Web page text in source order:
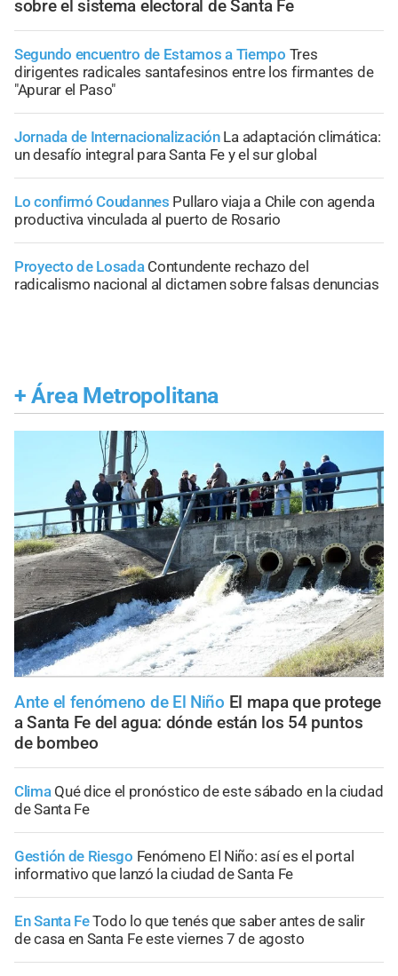
sobre el sistema electoral de Santa Fe
Segundo encuentro de Estamos a Tiempo Tres
dirigentes radicales santafesinos entre los firmantes de
"Apurar el Paso"
Jornada de Internacionalización La adaptación climática:
un desafío integral para Santa Fe y el sur global
Lo confirmó Coudannes Pullaro viaja a Chile con agenda
productiva vinculada al puerto de Rosario
Proyecto de Losada Contundente rechazo del
radicalismo nacional al dictamen sobre falsas denuncias
+ Área Metropolitana
Ante el fenómeno de El Niño El mapa que protege
a Santa Fe del agua: dónde están los 54 puntos
de bombeo
Clima Qué dice el pronóstico de este sábado en la ciudad
de Santa Fe
Gestión de Riesgo Fenómeno El Niño: así es el portal
informativo que lanzó la ciudad de Santa Fe
En Santa FeTodo lo que tenés que saber antes de salir
de casa en Santa Fe este viernes 7 de agosto